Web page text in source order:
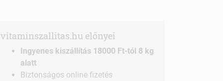
vitaminszallitas.hu előnyei
Ingyenes kiszállítás 18000 Ft-tól 8 kg
alatt
Biztonságos online fizetés